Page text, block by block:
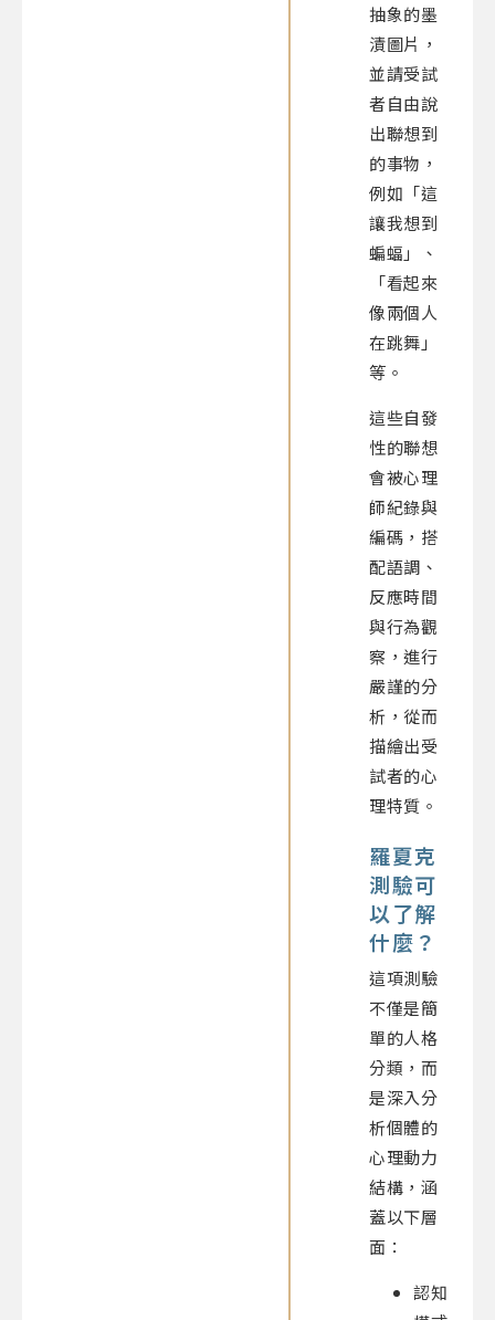
抽象的墨
漬圖片，
並請受試
者自由說
出聯想到
的事物，
例如「這
讓我想到
蝙蝠」、
「看起來
像兩個人
在跳舞」
等。
這些自發
性的聯想
會被心理
師紀錄與
編碼，搭
配語調、
反應時間
與行為觀
察，進行
嚴謹的分
析，從而
描繪出受
試者的心
理特質。
羅夏克
測驗可
以了解
什麼？
這項測驗
不僅是簡
單的人格
分類，而
是深入分
析個體的
心理動力
結構，涵
蓋以下層
面：
認知